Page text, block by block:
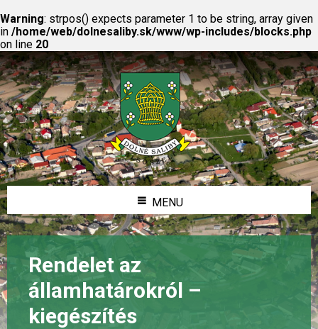
Warning: strpos() expects parameter 1 to be string, array given
in /home/web/dolnesaliby.sk/www/wp-includes/blocks.php
on line 20
MENU
Rendelet az
államhatárokról –
kiegészítés